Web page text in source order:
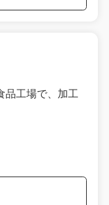
品工場で、加工